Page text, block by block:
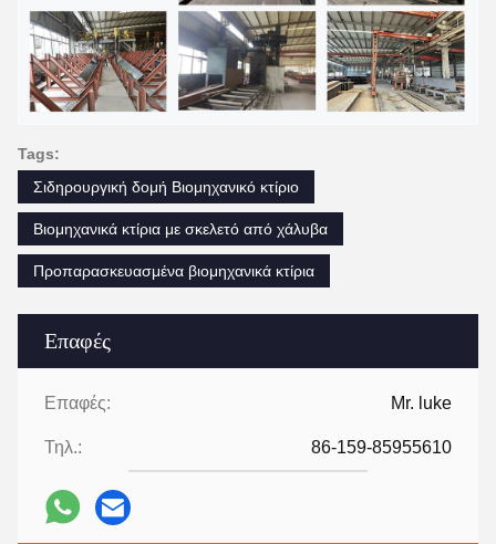
Επαφές
Επαφές: Mr. luke
Τηλ.: 86-159-85955610
Tags:
Σιδηρουργική δομή Βιομηχανικό κτίριο
Βιομηχανικά κτίρια με σκελετό από χάλυβα
Προπαρασκευασμένα βιομηχανικά κτίρια